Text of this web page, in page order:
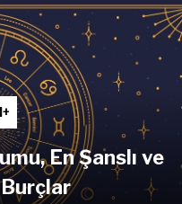
En Şanslı ve
Burçlar